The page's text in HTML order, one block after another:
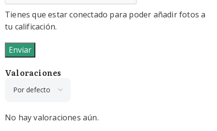
Valoraciones
No hay valoraciones aún.
Tienes que estar conectado para poder añadir fotos a
tu calificación.